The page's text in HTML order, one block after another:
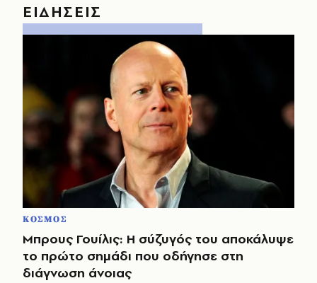
ΕΙΔΗΣΕΙΣ
ΚΟΣΜΟΣ
Μπρους Γουίλις: Η σύζυγός του αποκάλυψε
το πρώτο σημάδι που οδήγησε στη
διάγνωση άνοιας